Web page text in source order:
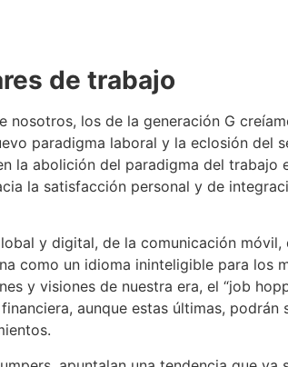
de trabajo
nosotros, los de la generación G
paradigma laboral y la eclosión del
la abolición del paradigma del trabajo
la satisfacción personal y de
y digital, de la comunicación
como un idioma ininteligible para los
y visiones de nuestra era, el “job
aunque estas últimas,